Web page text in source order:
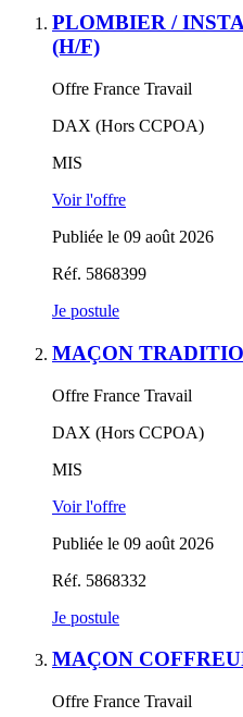
PLOMBIER /
(H/F)
Offre France Travail
DAX (Hors CCPOA)
MIS
Voir l'offre
Publiée le 09 août 2026
Réf. 5868399
Je postule
MAÇON
Offre France Travail
DAX (Hors CCPOA)
MIS
Voir l'offre
Publiée le 09 août 2026
Réf. 5868332
Je postule
MAÇON
Offre France Travail